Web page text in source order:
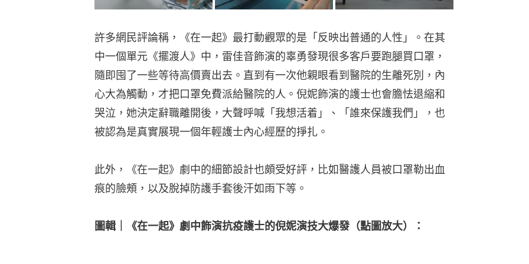
許多網民評論稱，《在一起》最打動觀眾的是「反映出普通的人性」。在其
中一個單元《擺渡人》中，雷佳音飾演的辜勇發現很多客戶要跑腿買口罩，
隨即囤了一些等待高價賣出去。直到有一次他親眼看到醫院的生離死別，內
心大為觸動，才把口罩免費派給醫院的人。倪妮飾演的護士也會膽怯退縮和
哭泣，她決定辭職離開後，大聲呼喊「我想活着」、「誰來保護我們」，也
被認為是真實展現一個年輕護士內心經歷的掙扎。
此外，《在一起》劇中的細節設計也頗受好評，比如醫護人員被口罩勒出血
痕的臉頰，以及脫掉防護手套後汗如雨下等。
圖輯｜《在一起》劇中飾演抗疫護士的倪妮演技大爆發（點圖放大）：